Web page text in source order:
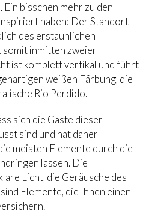
bisschen mehr zu den
haben: Der Standort
des erstaunlichen
somit inmitten zweier
ist komplett vertikal und führt
weißen Färbung, die
Rio Perdido.
sich die Gäste dieser
sind und hat daher
meisten Elemente durch die
lassen. Die
Licht, die Geräusche des
Elemente, die Ihnen einen